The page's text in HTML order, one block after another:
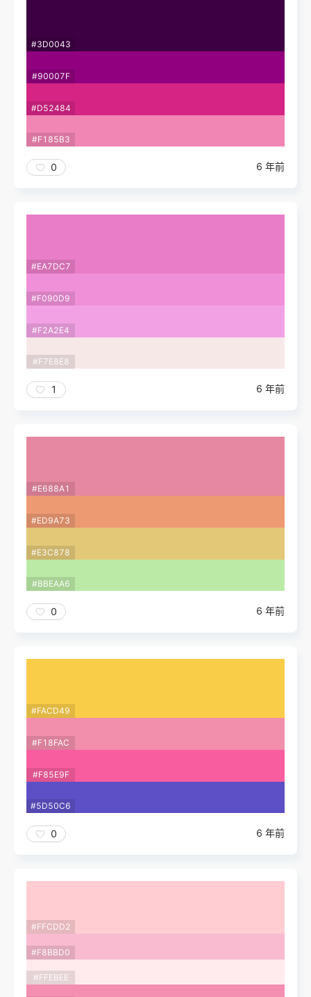
#3D0043
#90007F
#D52484
#F185B3
0 6 年前
#EA7DC7
#F090D9
#F2A2E4
#F7E8E8
1 6 年前
#E688A1
#ED9A73
#E3C878
#BBEAA6
0 6 年前
#FACD49
#F18FAC
#F85E9F
#5D50C6
0 6 年前
#FFCDD2
#F8BBD0
#FFEBEE